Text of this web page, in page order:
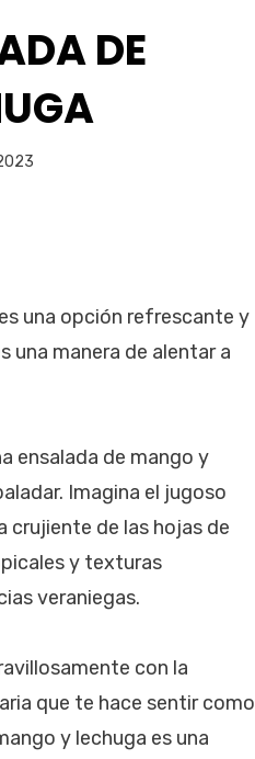
DE
una opción refrescante y
una manera de alentar a
ensalada de mango y
Imagina el jugoso
crujiente de las hojas de
y texturas
veraniegas.
con la
que te hace sentir como
y lechuga es una